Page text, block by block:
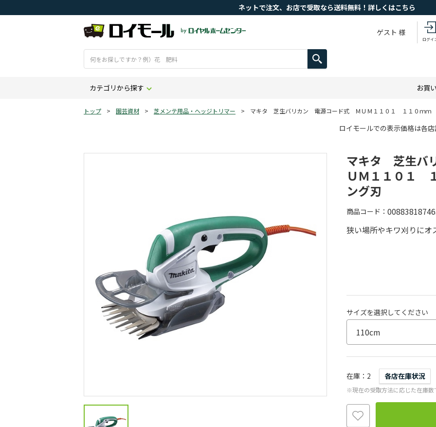
ネットで注文、お店で受取なら送料無料！詳しくはこちら
ゲスト 様
ログイ
カテゴリから探す お買
トップ > 園芸資材 > 芝メンテ用品・ヘッジトリマー > マキタ 芝生バリカン 電源コード式 ＭＵＭ１１０１ １１０ｍｍ
ロイモールでの表示価格は各
マキタ 芝生バ
ＵＭ１１０１
ング刃
商品コード
狭い場所やキワ刈りに
サイズを選択してください
在庫 2 各店在庫状況
※現在の受取方法に応じた在庫数